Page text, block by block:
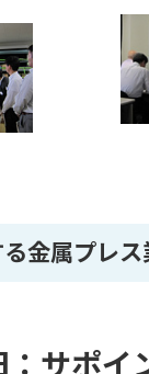
金属プレ
：サポイ